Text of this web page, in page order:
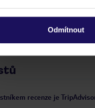
informace o
Odmítnout
Transfer z letiště a na
recenze je